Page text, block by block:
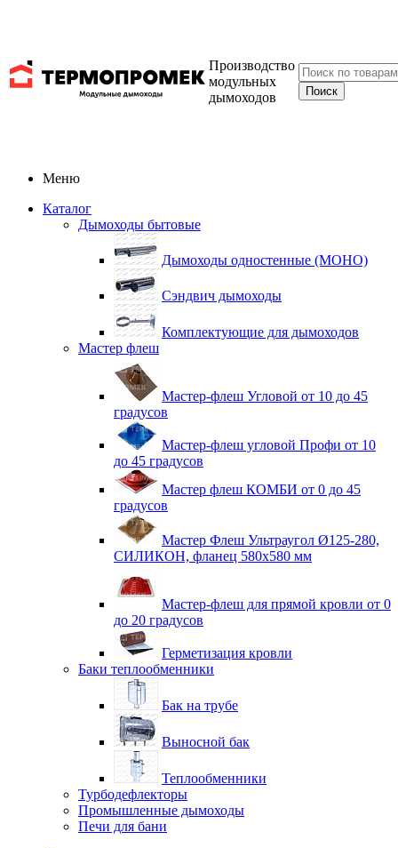
Производство
модульных
дымоходов
Меню
Каталог
Дымоходы бытовые
Дымоходы одностенные (МОНО)
Сэндвич дымоходы
Комплектующие для дымоходов
Мастер флеш
Мастер-флеш Угловой от 10 до 45
градусов
Мастер-флеш угловой Профи от 10
до 45 градусов
Мастер флеш КОМБИ от 0 до 45
градусов
Мастер Флеш Ультраугол Ø125-280,
СИЛИКОН, фланец 580х580 мм
Мастер-флеш для прямой кровли от 0
до 20 градусов
Герметизация кровли
Баки теплообменники
Бак на трубе
Выносной бак
Теплообменники
Турбодефлекторы
Промышленные дымоходы
Печи для бани